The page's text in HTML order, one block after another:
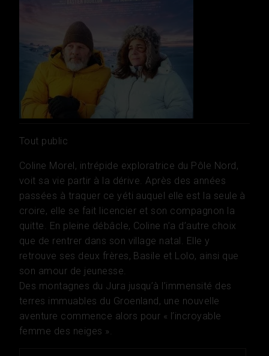
Tout public
Coline Morel, intrépide exploratrice du Pôle Nord,
voit sa vie partir à la dérive. Après des années
passées à traquer ce yéti auquel elle est la seule à
croire, elle se fait licencier et son compagnon la
quitte. En pleine débâcle, Coline n’a d’autre choix
que de rentrer dans son village natal. Elle y
retrouve ses deux frères, Basile et Lolo, ainsi que
son amour de jeunesse.
Des montagnes du Jura jusqu’à l’immensité des
terres immuables du Groenland, une nouvelle
aventure commence alors pour « l’incroyable
femme des neiges ».